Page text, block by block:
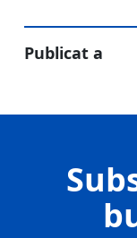
Publicat a